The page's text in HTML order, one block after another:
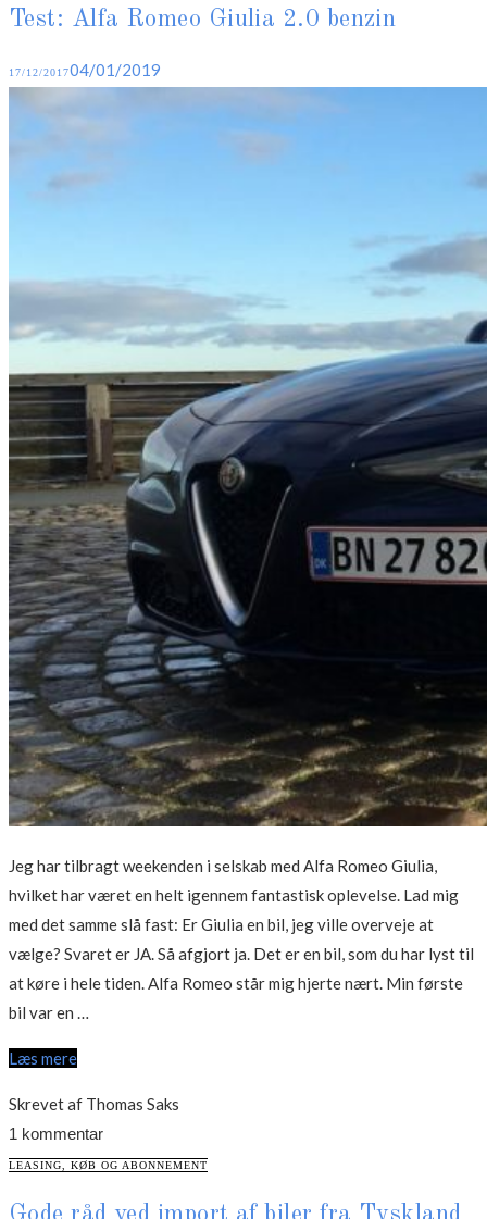
Test: Alfa Romeo Giulia 2.0 benzin
Posted
on
17/12/201704/01/2019
Jeg har tilbragt weekenden i selskab med Alfa Romeo Giulia,
hvilket har været en helt igennem fantastisk oplevelse. Lad mig
med det samme slå fast: Er Giulia en bil, jeg ville overveje at
vælge? Svaret er JA. Så afgjort ja. Det er en bil, som du har lyst til
at køre i hele tiden. Alfa Romeo står mig hjerte nært. Min første
bil var en …
Giulia
2.0
benzin”
Læs mere
Skrevet af Thomas Saks
1 kommentar
CATEGORIES
LEASING, KØB OG ABONNEMENT
Gode råd ved import af biler fra Tyskland